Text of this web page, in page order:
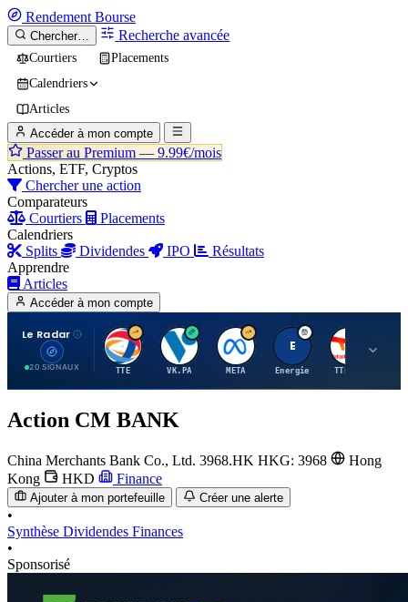
Rendement Bourse
Chercher… Recherche avancée
Courtiers
Placements
Calendriers
Articles
Accéder à mon compte
Passer au Premium — 9.99€/mois
Actions, ETF, Cryptos
Chercher une action
Comparateurs
Courtiers
Placements
Calendriers
Splits
Dividendes IPO
Résultats
Apprendre
Articles
Accéder à mon compte
Le Radar
20 SIGNAUX
T
TTE
V
VK.PA
M
META
E
Energie
T
TTE.PA
Action CM BANK
China Merchants Bank Co., Ltd. 3968.HK HKG: 3968
Hong
Kong
HKD Finance
Ajouter à mon portefeuille Créer une alerte
•
Synthèse Dividendes Finances
•
Sponsorisé